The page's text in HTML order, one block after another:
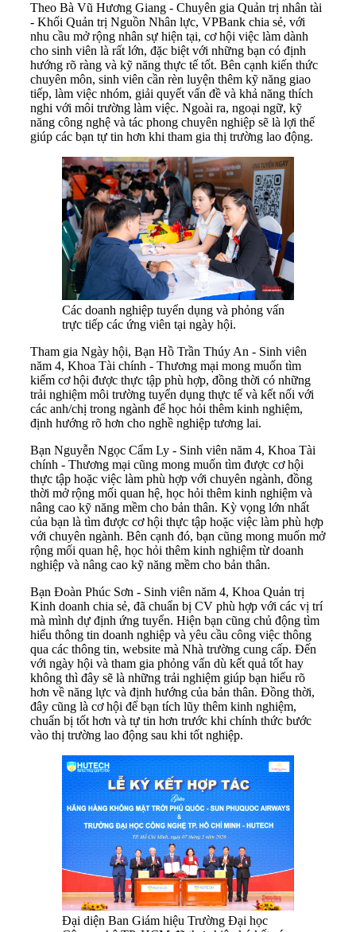
Theo Bà Vũ Hương Giang - Chuyên gia Quản trị nhân tài
- Khối Quản trị Nguồn Nhân lực, VPBank chia sẻ, với
nhu cầu mở rộng nhân sự hiện tại, cơ hội việc làm dành
cho sinh viên là rất lớn, đặc biệt với những bạn có định
hướng rõ ràng và kỹ năng thực tế tốt. Bên cạnh kiến thức
chuyên môn, sinh viên cần rèn luyện thêm kỹ năng giao
tiếp, làm việc nhóm, giải quyết vấn đề và khả năng thích
nghi với môi trường làm việc. Ngoài ra, ngoại ngữ, kỹ
năng công nghệ và tác phong chuyên nghiệp sẽ là lợi thế
giúp các bạn tự tin hơn khi tham gia thị trường lao động.
Các doanh nghiệp tuyển dụng và phỏng vấn
trực tiếp các ứng viên tại ngày hội.
Tham gia Ngày hội, Bạn Hồ Trần Thúy An - Sinh viên
năm 4, Khoa Tài chính - Thương mại mong muốn tìm
kiếm cơ hội được thực tập phù hợp, đồng thời có những
trải nghiệm môi trường tuyển dụng thực tế và kết nối với
các anh/chị trong ngành để học hỏi thêm kinh nghiệm,
định hướng rõ hơn cho nghề nghiệp tương lai.
Bạn Nguyễn Ngọc Cẩm Ly - Sinh viên năm 4, Khoa Tài
chính - Thương mại cũng mong muốn tìm được cơ hội
thực tập hoặc việc làm phù hợp với chuyên ngành, đồng
thời mở rộng mối quan hệ, học hỏi thêm kinh nghiệm và
nâng cao kỹ năng mềm cho bản thân. Kỳ vọng lớn nhất
của bạn là tìm được cơ hội thực tập hoặc việc làm phù hợp
với chuyên ngành. Bên cạnh đó, bạn cũng mong muốn mở
rộng mối quan hệ, học hỏi thêm kinh nghiệm từ doanh
nghiệp và nâng cao kỹ năng mềm cho bản thân.
Bạn Đoàn Phúc Sơn - Sinh viên năm 4, Khoa Quản trị
Kinh doanh chia sẻ, đã chuẩn bị CV phù hợp với các vị trí
mà mình dự định ứng tuyển. Hiện bạn cũng chủ động tìm
hiểu thông tin doanh nghiệp và yêu cầu công việc thông
qua các thông tin, website mà Nhà trường cung cấp. Đến
với ngày hội và tham gia phỏng vấn dù kết quả tốt hay
không thì đây sẽ là những trải nghiệm giúp bạn hiểu rõ
hơn về năng lực và định hướng của bản thân. Đồng thời,
đây cũng là cơ hội để bạn tích lũy thêm kinh nghiệm,
chuẩn bị tốt hơn và tự tin hơn trước khi chính thức bước
vào thị trường lao động sau khi tốt nghiệp.
Đại diện Ban Giám hiệu Trường Đại học